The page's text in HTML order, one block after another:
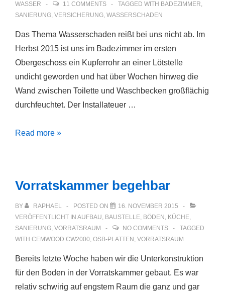
WASSER
11 COMMENTS TAGGED WITH BADEZIMMER,
SANIERUNG, VERSICHERUNG, WASSERSCHADEN
Das Thema Wasserschaden reißt bei uns nicht ab. Im
Herbst 2015 ist uns im Badezimmer im ersten
Obergeschoss ein Kupferrohr an einer Lötstelle
undicht geworden und hat über Wochen hinweg die
Wand zwischen Toilette und Waschbecken großflächig
durchfeuchtet. Der Installateuer …
Badsanierung
Read more »
Vorratskammer begehbar
BY RAPHAEL POSTED ON
16. NOVEMBER 2015
VERÖFFENTLICHT IN AUFBAU, BAUSTELLE, BÖDEN , KÜCHE,
SANIERUNG, VORRATSRAUM NO COMMENTS
TAGGED
WITH CEMWOOD CW2000, OSB-PLATTEN , VORRATSRAUM
Bereits letzte Woche haben wir die Unterkonstruktion
für den Boden in der Vorratskammer gebaut. Es war
relativ schwirig auf engstem Raum die ganz und gar